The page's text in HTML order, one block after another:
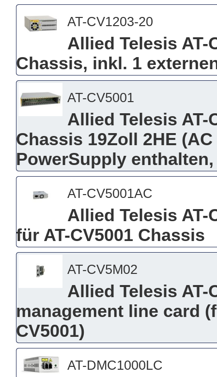
AT-CV1203-20
Allied Telesis AT-
Chassis, inkl. 1
AT-CV5001
Allied Telesis AT-
Chassis 19Zoll 2HE
PowerSupply
AT-CV5001AC
Allied Telesis AT-
für AT-CV5001 Chassis
AT-CV5M02
Allied Telesis
management line card
CV5001)
AT-DMC1000LC